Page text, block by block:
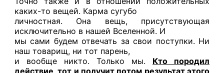
каких-то вещей. Карма сугубо
личностная. Она вещь, присутствующая
исключительно в нашей Вселенной. И
мы сами будем отвечать за свои поступки. Ни
наш товарищ, ни тот парень,
и вообще никто. Только мы. Кто породил
действие, тот и получит потом результат этого